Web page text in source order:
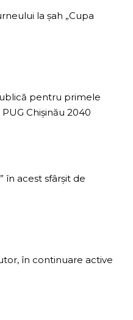
la șah „Cupa
pentru primele
Chișinău 2040
în acest sfârșit de
în continuare active